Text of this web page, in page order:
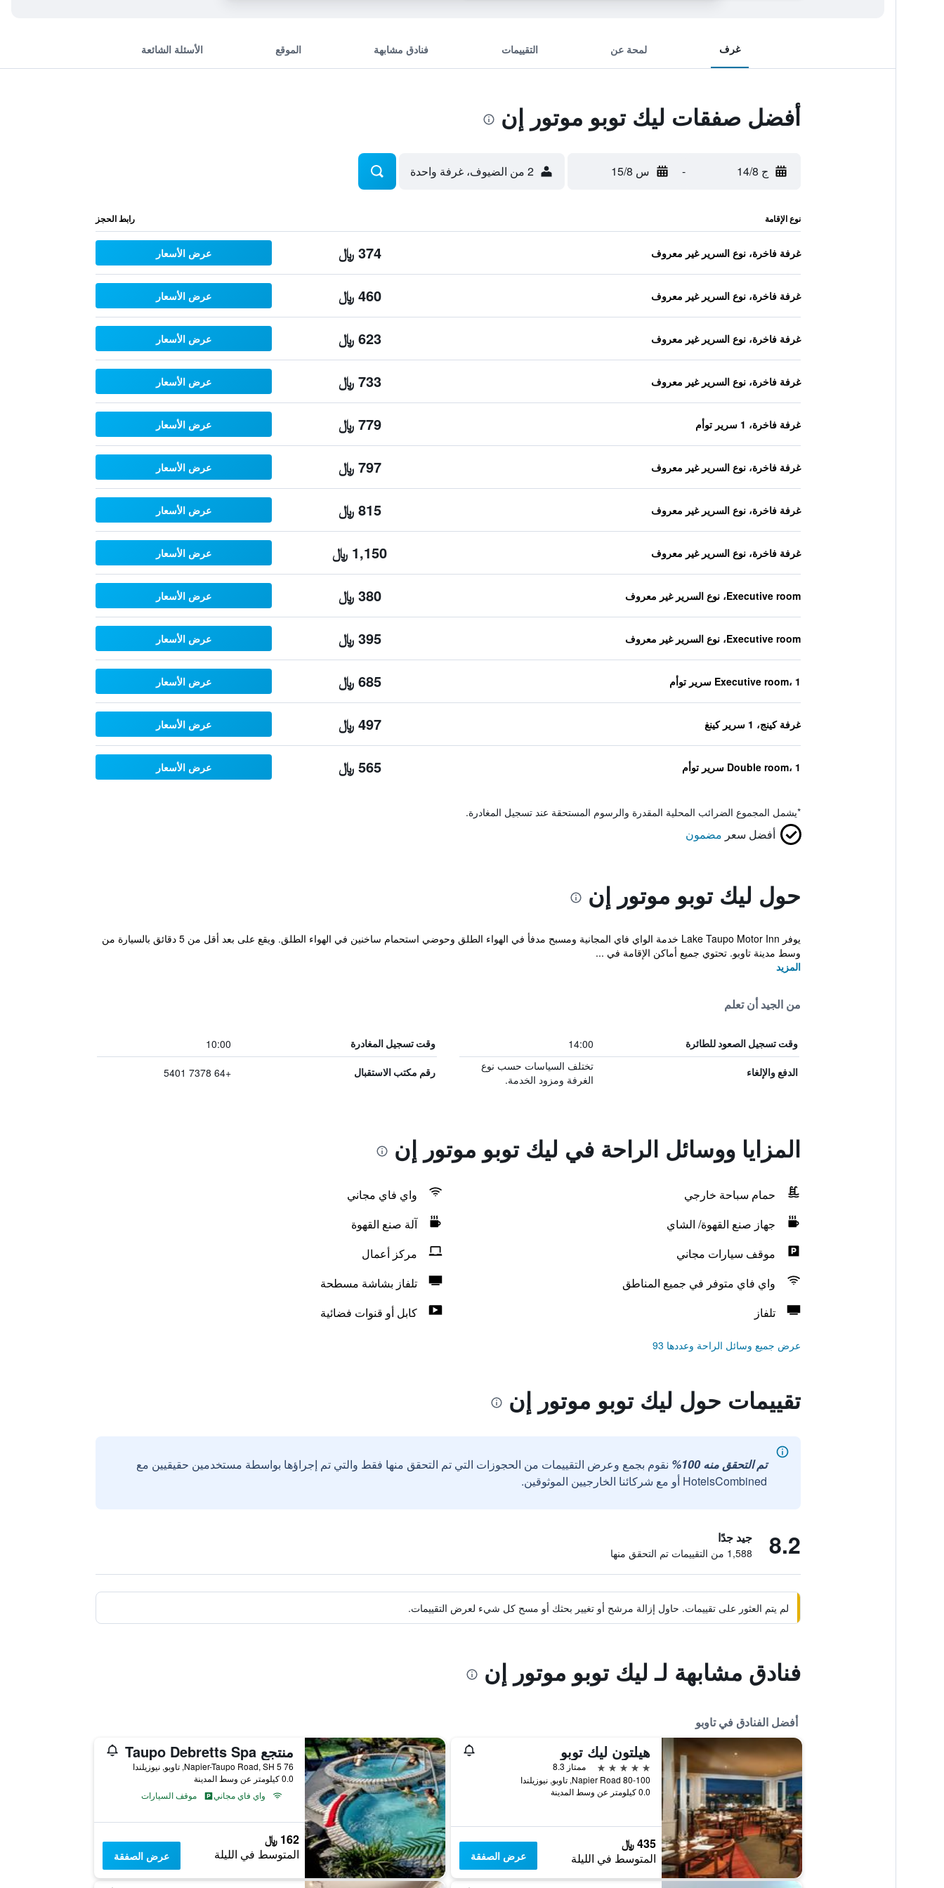
غرف لمحة عن التقييمات فنادق مشابهة الموقع الأسئلة الشائعة
أفضل صفقات ليك توبو موتور إن
ج 14/8 - س 15/8 2 من الضيوف، غرفة واحدة
نوع الإقامة رابط الحجز
غرفة فاخرة، نوع السرير غير معروف 374 ﷼ عرض الأسعار
غرفة فاخرة، نوع السرير غير معروف 460 ﷼ عرض الأسعار
غرفة فاخرة، نوع السرير غير معروف 623 ﷼ عرض الأسعار
غرفة فاخرة، نوع السرير غير معروف 733 ﷼ عرض الأسعار
غرفة فاخرة، 1 سرير توأم 779 ﷼ عرض الأسعار
غرفة فاخرة، نوع السرير غير معروف 797 ﷼ عرض الأسعار
غرفة فاخرة، نوع السرير غير معروف 815 ﷼ عرض الأسعار
غرفة فاخرة، نوع السرير غير معروف 1,150 ﷼ عرض الأسعار
Executive room، نوع السرير غير معروف 380 ﷼ عرض الأسعار
Executive room، نوع السرير غير معروف 395 ﷼ عرض الأسعار
Executive room، 1 سرير توأم 685 ﷼ عرض الأسعار
غرفة كينج، 1 سرير كينغ 497 ﷼ عرض الأسعار
Double room، 1 سرير توأم 565 ﷼ عرض الأسعار
*يشمل المجموع الضرائب المحلية المقدرة والرسوم المستحقة عند تسجيل المغادرة.
أفضل سعر مضمون
حول ليك توبو موتور إن
يوفر Lake Taupo Motor Inn خدمة الواي فاي المجانية ومسبح مدفأ في الهواء الطلق وحوضي استحمام ساخنين في الهواء الطلق. ويقع على بعد أقل من 5 دقائق بالسيارة من
وسط مدينة تاوبو. تحتوي جميع أماكن الإقامة في ...
المزيد
من الجيد أن تعلم
وقت تسجيل الصعود للطائرة 14:00 وقت تسجيل المغادرة 10:00
الدفع والإلغاء
تختلف السياسات حسب نوع
الغرفة ومزود الخدمة.
رقم مكتب الاستقبال +64 7378 5401
المزايا ووسائل الراحة في ليك توبو موتور إن
حمام سباحة خارجي
واي فاي مجاني
جهاز صنع القهوة/ الشاي
آلة صنع القهوة
موقف سيارات مجاني
مركز أعمال
واي فاي متوفر في جميع المناطق
تلفاز بشاشة مسطحة
تلفاز
كابل أو قنوات فضائية
عرض جميع وسائل الراحة وعددها 93
تقييمات حول ليك توبو موتور إن
تم التحقق منه 100%
نقوم بجمع وعرض التقييمات من الحجوزات التي تم التحقق منها فقط والتي تم إجراؤها بواسطة مستخدمين حقيقيين مع
HotelsCombined أو مع شركائنا الخارجيين الموثوقين.
8.2 جيد جدًا
1,588 من التقييمات تم التحقق منها
لم يتم العثور على تقييمات. حاول إزالة مرشح أو تغيير بحثك أو مسح كل شيء لعرض التقييمات.
فنادق مشابهة لـ ليك توبو موتور إن
أفضل الفنادق في تاوبو
هيلتون ليك توبو
5 نجوم
ممتاز 8.3
80-100 Napier Road, تاوبو, نيوزيلندا
0.0 كيلومتر عن وسط المدينة
435 ﷼
المتوسط في الليلة عرض الصفقة
منتجع Taupo Debretts Spa
76 Napier-Taupo Road, SH 5, تاوبو, نيوزيلندا
0.0 كيلومتر عن وسط المدينة
واي فاي مجاني
موقف السيارات
162 ﷼
المتوسط في الليلة عرض الصفقة